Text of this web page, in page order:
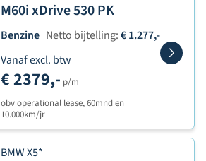
M60i xDrive 530 PK
Benzine Netto bijtelling:€ 1.277,-
Vanaf excl. btw
€ 2379,- p/m
obv operational lease, 60mnd en
10.000km/jr
BMW X5*